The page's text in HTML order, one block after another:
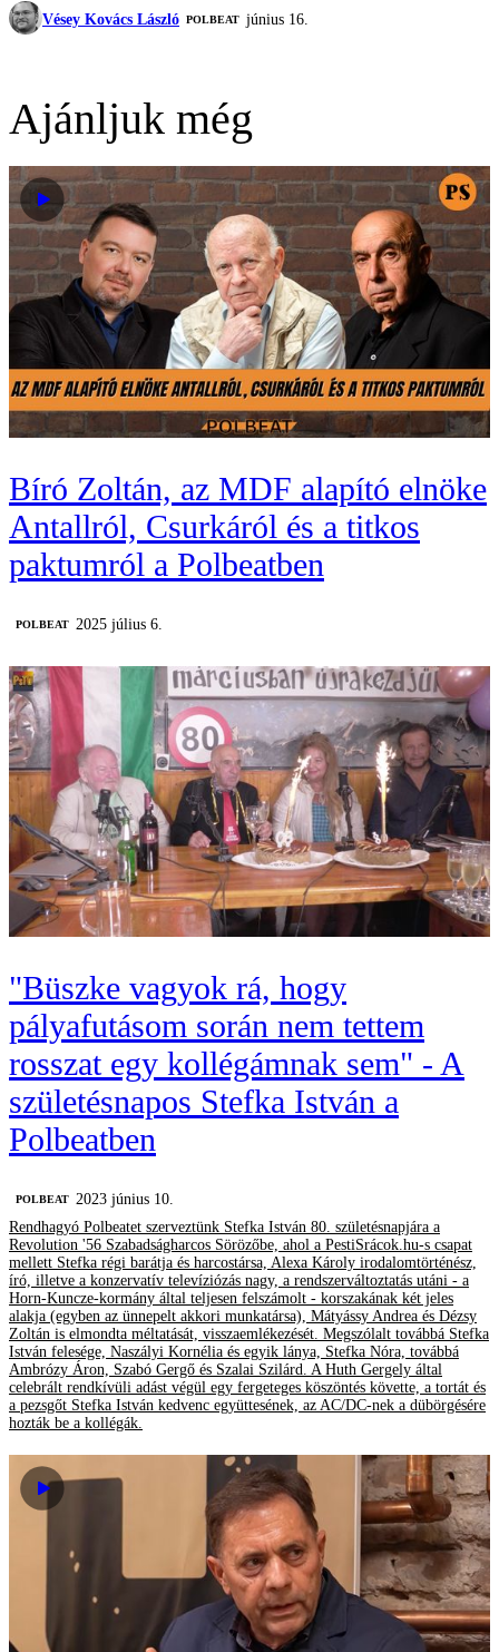
Vésey Kovács László ‎POLBEAT június 16.
Ajánljuk még
Bíró Zoltán, az MDF alapító elnöke
Antallról, Csurkáról és a titkos
paktumról a Polbeatben
‎POLBEAT 2025 július 6.
"Büszke vagyok rá, hogy
pályafutásom során nem tettem
rosszat egy kollégámnak sem" - A
születésnapos Stefka István a
Polbeatben
‎POLBEAT 2023 június 10.
Rendhagyó Polbeatet szerveztünk Stefka István 80. születésnapjára a
Revolution '56 Szabadságharcos Sörözőbe, ahol a PestiSrácok.hu-s csapat
mellett Stefka régi barátja és harcostársa, Alexa Károly irodalomtörténész,
író, illetve a konzervatív televíziózás nagy, a rendszerváltoztatás utáni - a
Horn-Kuncze-kormány által teljesen felszámolt - korszakának két jeles
alakja (egyben az ünnepelt akkori munkatársa), Mátyássy Andrea és Dézsy
Zoltán is elmondta méltatását, visszaemlékezését. Megszólalt továbbá Stefka
István felesége, Naszályi Kornélia és egyik lánya, Stefka Nóra, továbbá
Ambrózy Áron, Szabó Gergő és Szalai Szilárd. A Huth Gergely által
celebrált rendkívüli adást végül egy fergeteges köszöntés követte, a tortát és
a pezsgőt Stefka István kedvenc együttesének, az AC/DC-nek a dübörgésére
hozták be a kollégák.